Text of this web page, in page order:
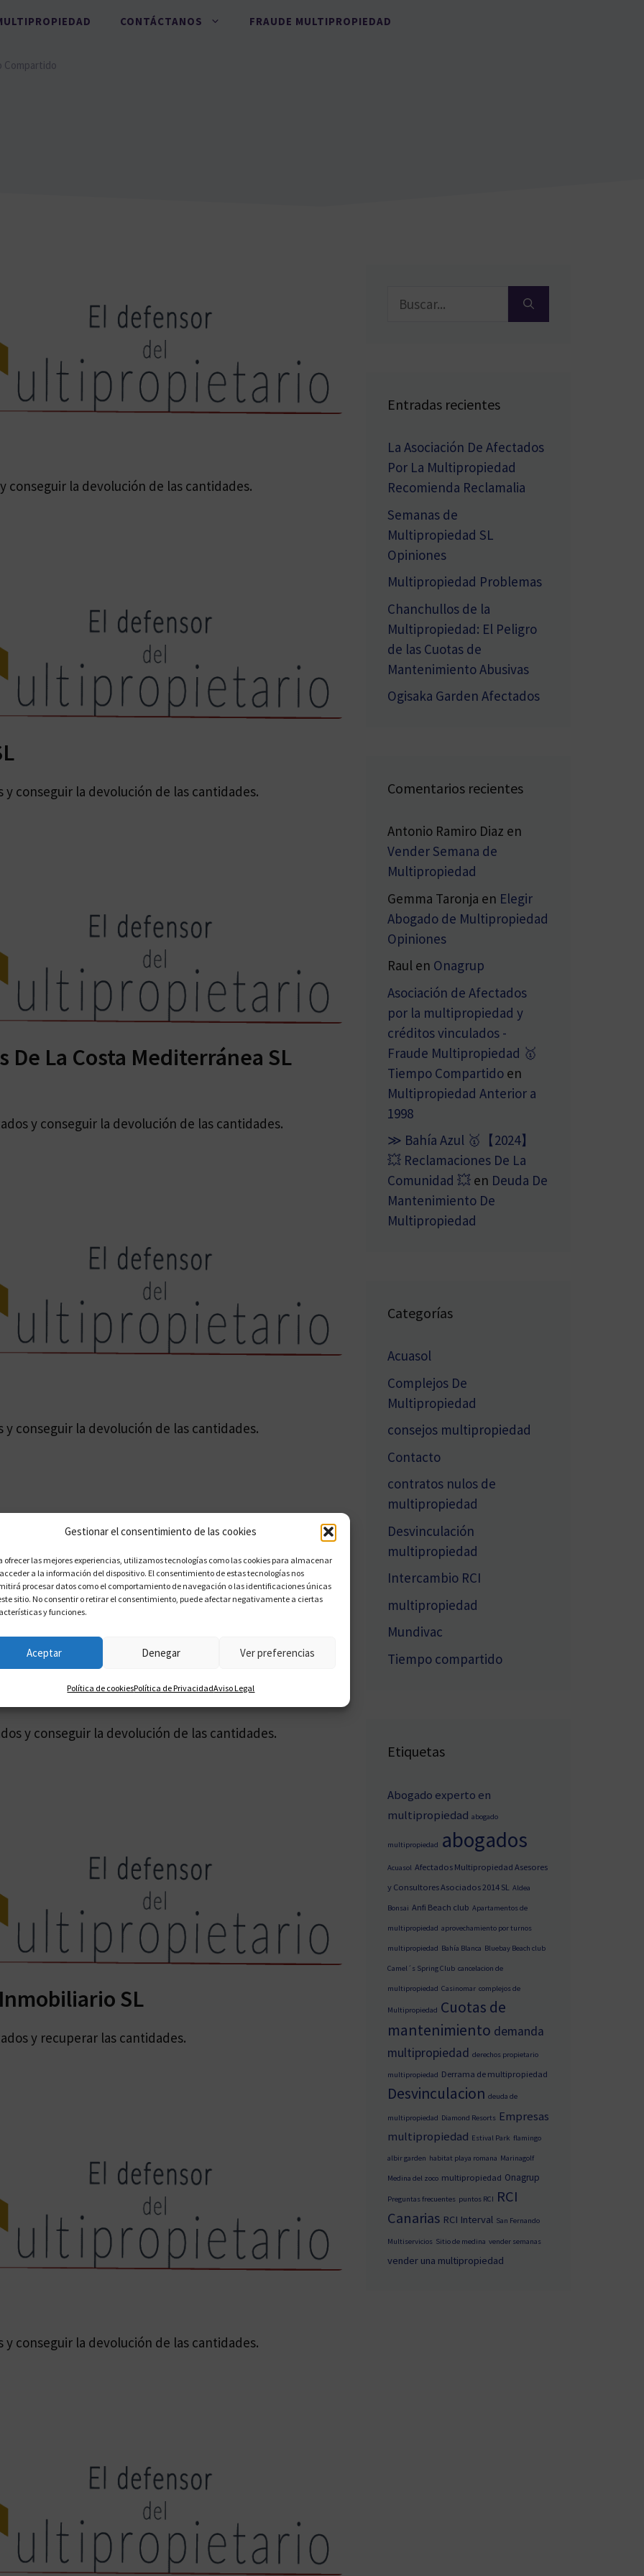
Gestionar el consentimiento de las cookies
ofrecer las mejores experiencias, utilizamos tecnologías como las cookies para almacenar
a la información del dispositivo. El consentimiento de estas tecnologías nos
procesar datos como el comportamiento de navegación o las identificaciones únicas
sitio. No consentir o retirar el consentimiento, puede afectar negativamente a ciertas
y funciones.
Aceptar Denegar Ver preferencias
Política de cookiesPolítica de PrivacidadAviso Legal
CONTÁCTANOS FRAUDE MULTIPROPIEDAD
Compartido
conseguir la devolución de las cantidades.
conseguir la devolución de las cantidades.
De La Costa Mediterránea SL
y conseguir la devolución de las cantidades.
conseguir la devolución de las cantidades.
y conseguir la devolución de las cantidades.
SL
y recuperar las cantidades.
conseguir la devolución de las cantidades.
Buscar:
Entradas recientes
La Asociación De Afectados
Por La Multipropiedad
Recomienda Reclamalia
Semanas de
Multipropiedad SL
Opiniones
Multipropiedad Problemas
Chanchullos de la
Multipropiedad: El Peligro
de las Cuotas de
Mantenimiento Abusivas
Ogisaka Garden Afectados
Comentarios recientes
Antonio Ramiro Diaz en
Vender Semana de
Multipropiedad
Gemma Taronja en Elegir
Abogado de Multipropiedad
Opiniones
Raul en Onagrup
Asociación de Afectados
por la multipropiedad y
créditos vinculados -
Fraude Multipropiedad 🥇
Tiempo Compartido en
Multipropiedad Anterior a
1998
≫ Bahía Azul 🥇【2024】
💥 Reclamaciones De La
Comunidad 💥 en Deuda De
Mantenimiento De
Multipropiedad
Categorías
Acuasol
Complejos De
Multipropiedad
consejos multipropiedad
Contacto
contratos nulos de
multipropiedad
Desvinculación
multipropiedad
Intercambio RCI
multipropiedad
Mundivac
Tiempo compartido
Etiquetas
Abogado experto en
multipropiedad abogado
multipropiedad abogados
Acuasol Afectados Multipropiedad Asesores
y Consultores Asociados 2014 SL
Aldea
Bonsai Anfi Beach club Apartamentos de
multipropiedad aprovechamiento por turnos
multipropiedad Bahía Blanca Bluebay Beach club
Camel´s Spring Club cancelacion de
multipropiedad Casinomar complejos de
Multipropiedad Cuotas de
mantenimiento demanda
multipropiedad derechos propietario
multipropiedad Derrama de multipropiedad
Desvinculacion deuda de
multipropiedad Diamond Resorts Empresas
multipropiedad Estival Park flamingo
albir garden habitat playa romana Marinagolf
Medina del zoco multipropiedad Onagrup
Preguntas frecuentes puntos RCI RCI
Canarias RCI Interval San Fernando
Multiservicios Sitio de medina vender semanas
vender una multipropiedad